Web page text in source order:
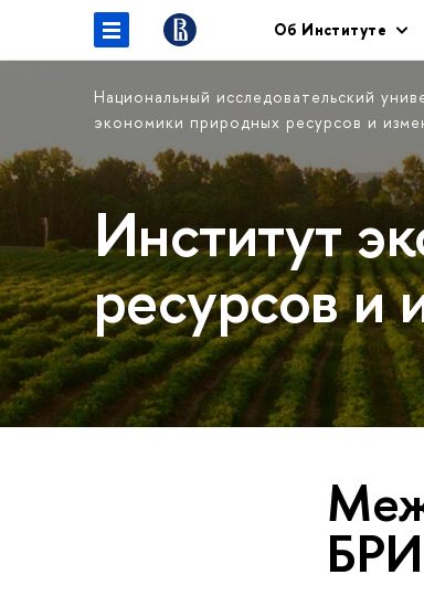
Об Институте
Национальный исследовательский
экономики природных ресурсов и
Институт
ресурсов и